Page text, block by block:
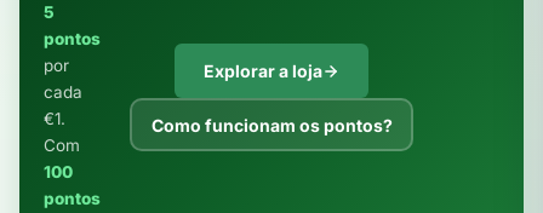
5
pontos
por
cada
€1.
Com
100
pontos
Explorar a loja
Como funcionam os pontos?